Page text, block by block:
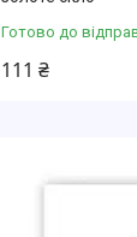
Готово до
111 ₴